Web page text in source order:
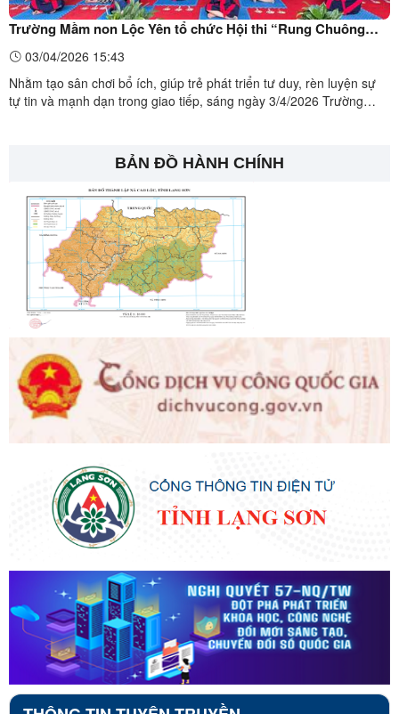
Trường Mầm non Lộc Yên tổ chức Hội thi “Rung Chuông
Vàng” dành cho trẻ 5 tuổi
03/04/2026 15:43
Nhằm tạo sân chơi bổ ích, giúp trẻ phát triển tư duy, rèn luyện sự
tự tin và mạnh dạn trong giao tiếp, sáng ngày 3/4/2026 Trường
BẢN ĐỒ HÀNH CHÍNH